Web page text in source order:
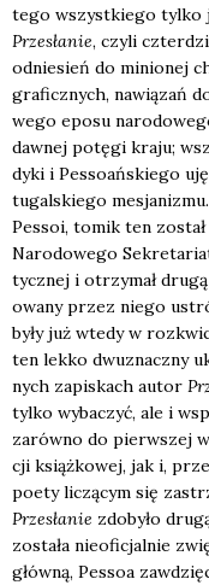
tego wszyst­kie­go tyl­ko
Prze­sła­nie, czy­li
odnie­sień do minio­nej
gra­ficz­nych, nawią­zań
we­go epo­su
daw­nej potę­gi kra­ju;
dy­ki i Pes­so­ań­skie­go
tu­gal­skie­go
Pes­soi, tomik ten
Naro­do­we­go
tycz­nej i otrzy­mał
owa­ny przez nie­go
były już wte­dy w
ten lek­ko dwu­znacz­ny
nych zapi­skach autor
tyl­ko wyba­czyć, ale i
zarów­no do pierw­szej
cji książ­ko­wej, jak i,
poety liczą­cym się
Prze­sła­nie zdo­by­ło
zosta­ła nie­ofi­cjal­nie
głów­ną, Pes­soa